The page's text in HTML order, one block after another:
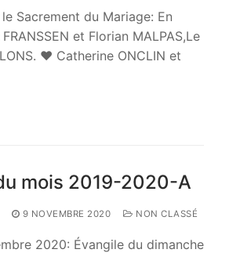
Sacrement du Mariage: En
et Florian MALPAS,Le
♥ Catherine ONCLIN et
mois 2019-2020-A
9 NOVEMBRE 2020 NON CLASSÉ
2020: Évangile du dimanche